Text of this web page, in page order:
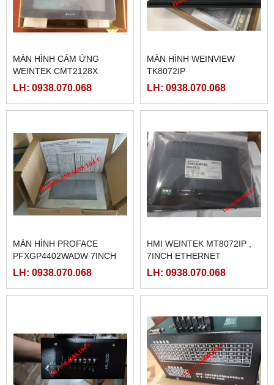
MÀN HÌNH CẢM ỨNG
WEINTEK CMT2128X
LH: 0938.070.068
MÀN HÌNH WEINVIEW
TK8072IP
LH: 0938.070.068
MÀN HÌNH PROFACE
PFXGP4402WADW 7INCH
LH: 0938.070.068
HMI WEINTEK MT8072IP ,
7INCH ETHERNET
LH: 0938.070.068